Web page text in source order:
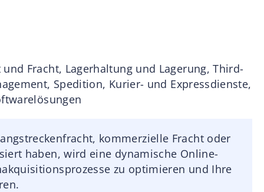
Fracht, Lagerhaltung und Lagerung, Third-
Spedition, Kurier- und Expressdienste,
kommerzielle Fracht oder
haben, wird eine dynamische Online-
zu optimieren und Ihre